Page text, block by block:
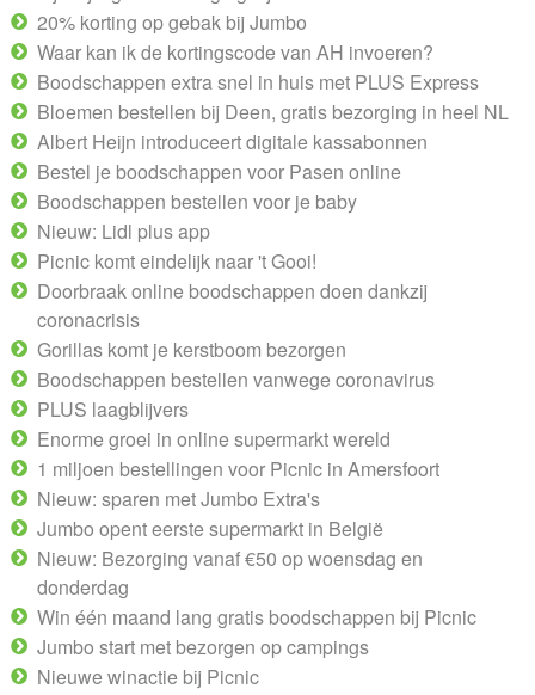
20% korting op gebak bij Jumbo
Waar kan ik de kortingscode van AH invoeren?
Boodschappen extra snel in huis met PLUS Express
Bloemen bestellen bij Deen, gratis bezorging in heel NL
Albert Heijn introduceert digitale kassabonnen
Bestel je boodschappen voor Pasen online
Boodschappen bestellen voor je baby
Nieuw: Lidl plus app
Picnic komt eindelijk naar 't Gooi!
Doorbraak online boodschappen doen dankzij
coronacrisis
Gorillas komt je kerstboom bezorgen
Boodschappen bestellen vanwege coronavirus
PLUS laagblijvers
Enorme groei in online supermarkt wereld
1 miljoen bestellingen voor Picnic in Amersfoort
Nieuw: sparen met Jumbo Extra's
Jumbo opent eerste supermarkt in België
Nieuw: Bezorging vanaf €50 op woensdag en
donderdag
Win één maand lang gratis boodschappen bij Picnic
Jumbo start met bezorgen op campings
Nieuwe winactie bij Picnic